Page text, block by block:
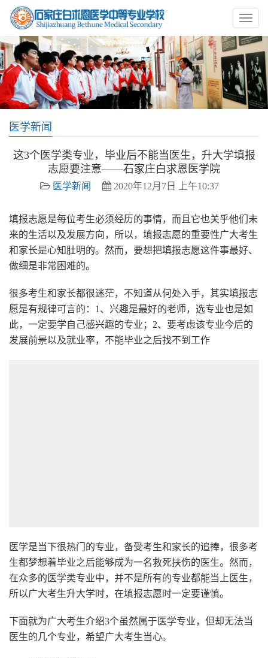
医学新闻
这3个医学类专业，毕业后不能当医生，升大学填报
志愿要注意——石家庄白求恩医学院
医学新闻 2020年12月7日 上午10:37
填报志愿是每位考生必须经历的事情，而且它也关乎他们未
来的生活以及发展方向，所以，填报志愿的重要性广大考生
和家长是心知肚明的。然而，要想把填报志愿这件事最好、
做细是非常困难的。
很多考生和家长都很迷茫，不知道从何处入手，其实填报志
愿是有规律可言的：1、兴趣是最好的老师，选专业也是如
此，一定要学自己感兴趣的专业；2、要考虑该专业今后的
发展前景以及就业率，不能毕业之后找不到工作
医学是当下很热门的专业，备受考生和家长的追捧，很多考
生都梦想着毕业之后能够成为一名救死扶伤的医生。然而，
在众多的医学类专业中，并不是所有的专业都能当上医生，
所以广大考生升大学时，在填报志愿时一定要谨慎。
下面就为广大考生介绍3个虽然属于医学专业，但却无法当
医生的几个专业，希望广大考生当心。